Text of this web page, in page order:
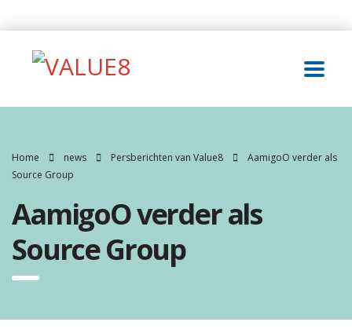
Home news Persberichten van Value8
AamigoO verder als
Source Group
AamigoO verder als
Source Group